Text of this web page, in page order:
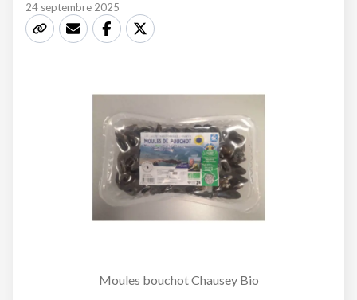
24 septembre 2025
Moules bouchot Chausey Bio